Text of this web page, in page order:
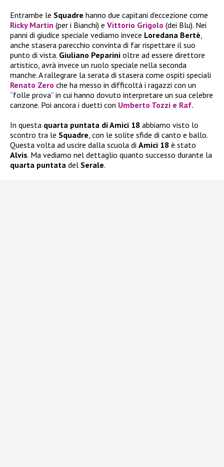
Entrambe le Squadre hanno due capitani d’eccezione come
Ricky Martin (per i Bianchi) e Vittorio Grigolo (dei Blu). Nei
panni di giudice speciale vediamo invece Loredana Bertè,
anche stasera parecchio convinta di far rispettare il suo
punto di vista. Giuliano Peparini oltre ad essere direttore
artistico, avrà invece un ruolo speciale nella seconda
manche. A rallegrare la serata di stasera come ospiti speciali
Renato Zero che ha messo in difficoltà i ragazzi con un
“folle prova” in cui hanno dovuto interpretare un sua celebre
canzone. Poi ancora i duetti con Umberto Tozzi e Raf.
In questa quarta puntata di Amici 18 abbiamo visto lo
scontro tra le Squadre, con le solite sfide di canto e ballo.
Questa volta ad uscire dalla scuola di Amici 18 è stato
Alvis. Ma vediamo nel dettaglio quanto successo durante la
quarta puntata del Serale.